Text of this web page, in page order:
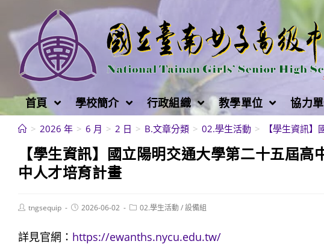
至
容
首頁 學校簡介 行政組織 教學單位 協力
> 2026 年 > 6 月 > 2 日 > B.文章分類 > 02.學生活動 > 【學生資訊
【學生資訊】國立陽明交通大學第二十五屆
中人才培育計畫
Posttngsequip
Post2026-06-02
Post02.學生活動/設備組
詳見官網： https://ewanths.nycu.edu.tw/